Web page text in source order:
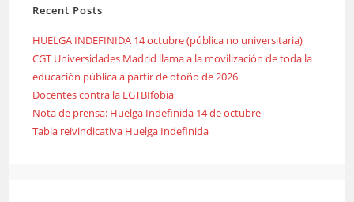
Recent Posts
HUELGA INDEFINIDA 14 octubre (pública no universitaria)
CGT Universidades Madrid llama a la movilización de toda la
educación pública a partir de otoño de 2026
Docentes contra la LGTBIfobia
Nota de prensa: Huelga Indefinida 14 de octubre
Tabla reivindicativa Huelga Indefinida